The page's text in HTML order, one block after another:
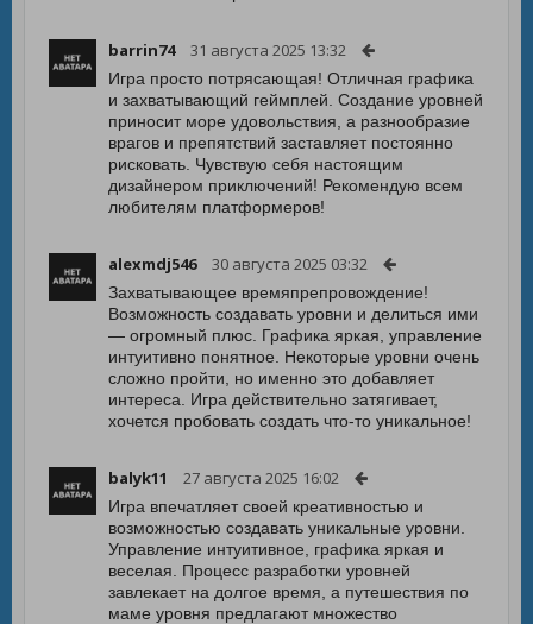
barrin74 31 августа 2025 13:32
Игра просто потрясающая! Отличная графика
и захватывающий геймплей. Создание уровней
приносит море удовольствия, а разнообразие
врагов и препятствий заставляет постоянно
рисковать. Чувствую себя настоящим
дизайнером приключений! Рекомендую всем
любителям платформеров!
alexmdj546 30 августа 2025 03:32
Захватывающее времяпрепровождение!
Возможность создавать уровни и делиться ими
— огромный плюс. Графика яркая, управление
интуитивно понятное. Некоторые уровни очень
сложно пройти, но именно это добавляет
интереса. Игра действительно затягивает,
хочется пробовать создать что-то уникальное!
balyk11 27 августа 2025 16:02
Игра впечатляет своей креативностью и
возможностью создавать уникальные уровни.
Управление интуитивное, графика яркая и
веселая. Процесс разработки уровней
завлекает на долгое время, а путешествия по
маме уровня предлагают множество